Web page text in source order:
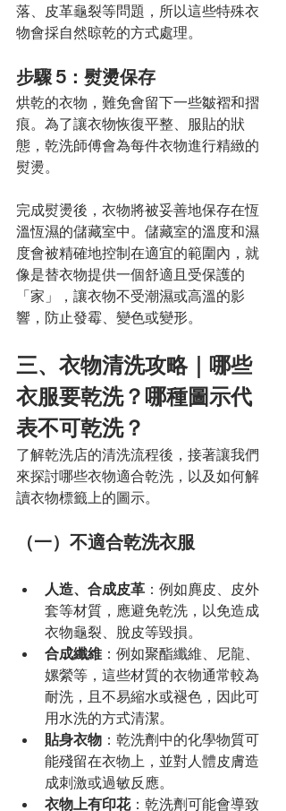
落、皮革龜裂等問題，所以這些特殊衣
物會採自然晾乾的方式處理。
步驟 5：熨燙保存
烘乾的衣物，難免會留下一些皺褶和摺
痕。為了讓衣物恢復平整、服貼的狀
態，乾洗師傅會為每件衣物進行精緻的
熨燙。
完成熨燙後，衣物將被妥善地保存在恆
溫恆濕的儲藏室中。儲藏室的溫度和濕
度會被精確地控制在適宜的範圍內，就
像是替衣物提供一個舒適且受保護的
「家」，讓衣物不受潮濕或高溫的影
響，防止發霉、變色或變形。
三、衣物清洗攻略｜哪些
衣服要乾洗？哪種圖示代
表不可乾洗？
了解乾洗店的清洗流程後，接著讓我們
來探討哪些衣物適合乾洗，以及如何解
讀衣物標籤上的圖示。
（一）不適合乾洗衣服
人造、合成皮革 ：例如麂皮、皮外
套等材質，應避免乾洗，以免造成
衣物龜裂、脫皮等毀損。
合成纖維 ：例如聚酯纖維、尼龍、
嫘縈等，這些材質的衣物通常較為
耐洗，且不易縮水或褪色，因此可
用水洗的方式清潔。
貼身衣物 ：乾洗劑中的化學物質可
能殘留在衣物上，並對人體皮膚造
成刺激或過敏反應。
衣物上有印花：乾洗劑可能會導致